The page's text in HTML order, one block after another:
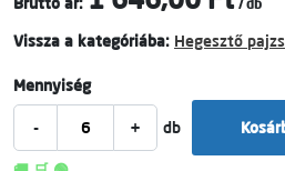
/ db
Vissza a kategóriába: Hegesztő pajzs
Mennyiség
- + db